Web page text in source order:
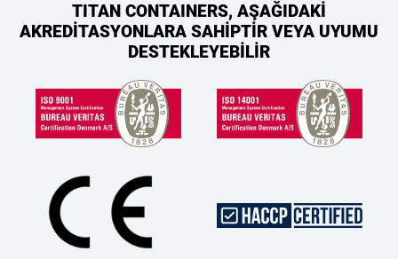
TITAN CONTAINERS, AŞAĞIDAKİ
AKREDİTASYONLARA SAHİPTİR VEYA UYUMU
DESTEKLEYEBİLİR